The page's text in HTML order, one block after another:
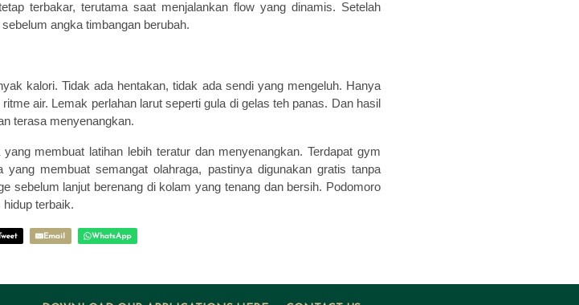
terbakar, terutama saat menjalankan flow yang dinamis. Setelah
angka timbangan berubah.
kalori. Tidak ada hentakan, tidak ada sendi yang mengeluh. Hanya
air. Lemak perlahan larut seperti gula di gelas teh panas. Dan hasil
terasa menyenangkan.
membuat latihan lebih teratur dan menyenangkan. Terdapat gym
yang membuat semangat olahraga, pastinya digunakan gratis tanpa
sebelum lanjut berenang di kolam yang tenang dan bersih. Podomoro
terbaik.
Email WhatsApp